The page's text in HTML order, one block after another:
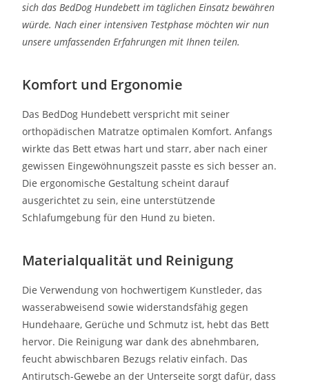
sich das BedDog Hundebett im täglichen Einsatz bewähren
würde. Nach einer intensiven Testphase möchten wir nun
unsere umfassenden Erfahrungen mit Ihnen teilen.
Komfort und Ergonomie
Das BedDog Hundebett verspricht mit seiner
orthopädischen Matratze optimalen Komfort. Anfangs
wirkte das Bett etwas hart und starr, aber nach einer
gewissen Eingewöhnungszeit passte es sich besser an.
Die ergonomische Gestaltung scheint darauf
ausgerichtet zu sein, eine unterstützende
Schlafumgebung für den Hund zu bieten.
Materialqualität und Reinigung
Die Verwendung von hochwertigem Kunstleder, das
wasserabweisend sowie widerstandsfähig gegen
Hundehaare, Gerüche und Schmutz ist, hebt das Bett
hervor. Die Reinigung war dank des abnehmbaren,
feucht abwischbaren Bezugs relativ einfach. Das
Antirutsch-Gewebe an der Unterseite sorgt dafür, dass